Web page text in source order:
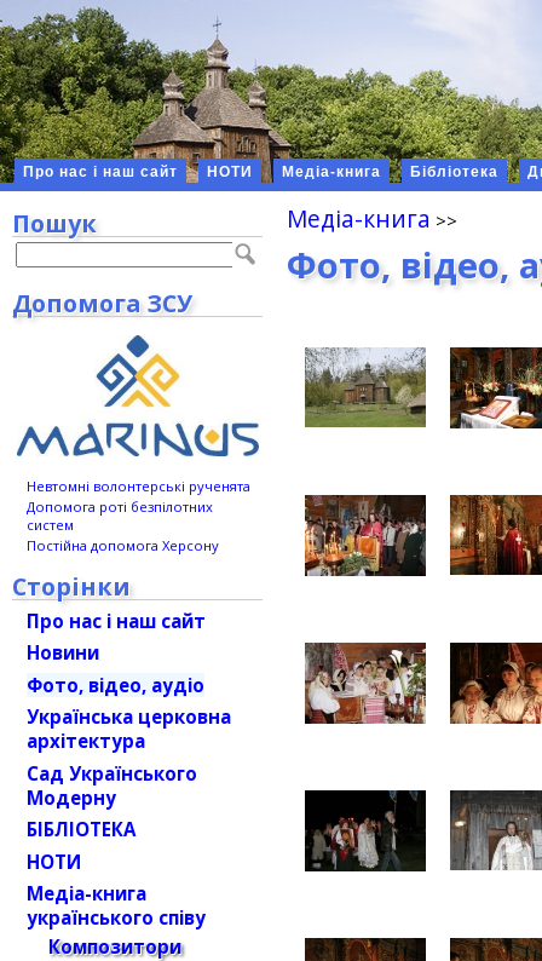
Про нас і наш сайт НОТИ Медіа-книга Бібліотека
Медіа-книга
Фото, відео,
Пошук
Допомога ЗСУ
Невтомні волонтерські рученята
Допомога роті безпілотних
систем
Постійна допомога Херсону
Сторінки
Про нас і наш сайт
Новини
Фото, відео, аудіо
Українська церковна
архітектура
Сад Українського
Модерну
БІБЛІОТЕКА
НОТИ
Медіа-книга
українського співу
Композитори